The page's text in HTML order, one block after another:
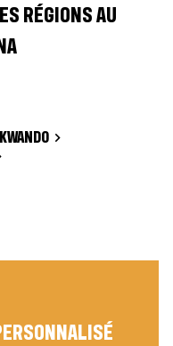
RÉGIONS AU